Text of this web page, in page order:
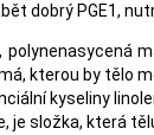
dobrý PGE1,
polynenasycená
kterou by tělo
kyseliny
je složka, která